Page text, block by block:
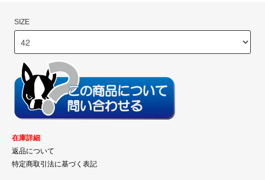
SIZE
在庫詳細
返品について
特定商取引法に基づく表記